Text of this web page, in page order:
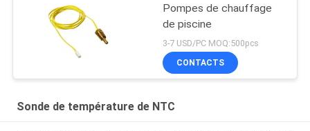
Pompes de chauffage
de piscine
3-7 USD/PC MOQ:500pcs
CONTACTS
Sonde de température de NTC